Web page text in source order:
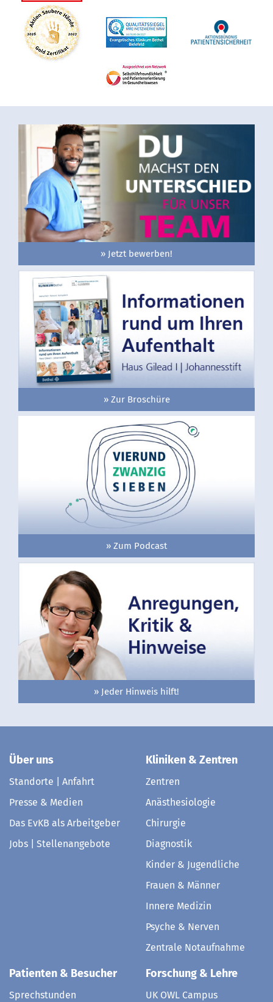
» Jetzt bewerben!
» Zur Broschüre
» Zum Podcast
» Jeder Hinweis hilft!
Über uns
Standorte | Anfahrt
Presse & Medien
Das EvKB als Arbeitgeber
Jobs | Stellenangebote
Kliniken & Zentren
Zentren
Anästhesiologie
Chirurgie
Diagnostik
Kinder & Jugendliche
Frauen & Männer
Innere Medizin
Psyche & Nerven
Zentrale Notaufnahme
Patienten & Besucher
Sprechstunden
Forschung & Lehre
UK OWL Campus